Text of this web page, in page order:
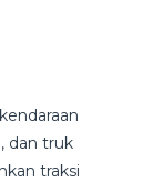
dan truk
traksi